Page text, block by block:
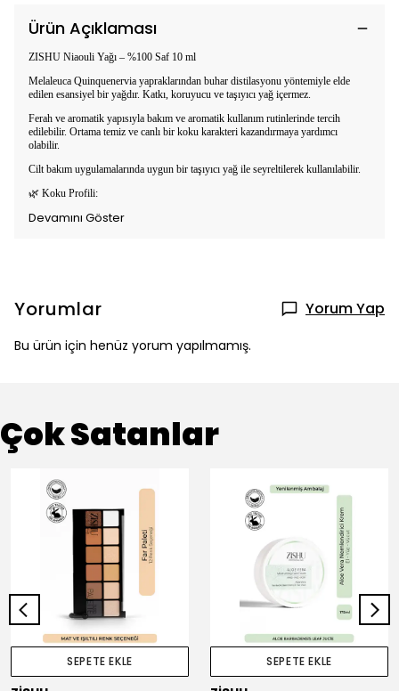
Ürün Açıklaması
ZISHU Niaouli Yağı – %100 Saf 10 ml
Melaleuca Quinquenervia yapraklarından buhar distilasyonu yöntemiyle elde
edilen esansiyel bir yağdır. Katkı, koruyucu ve taşıyıcı yağ içermez.
Ferah ve aromatik yapısıyla bakım ve aromatik kullanım rutinlerinde tercih
edilebilir. Ortama temiz ve canlı bir koku karakteri kazandırmaya yardımcı
olabilir.
Cilt bakım uygulamalarında uygun bir taşıyıcı yağ ile seyreltilerek kullanılabilir.
🌿 Koku Profili:
Devamını Göster
Yorumlar Yorum Yap
Bu ürün için henüz yorum yapılmamış.
Çok Satanlar
SEPETE EKLE SEPETE EKLE